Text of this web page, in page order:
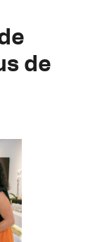
de